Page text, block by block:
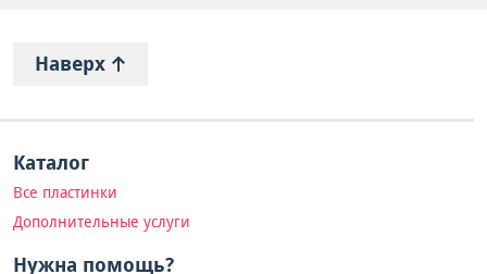
Наверх
Каталог
Все пластинки
Дополнительные услуги
Нужна помощь?